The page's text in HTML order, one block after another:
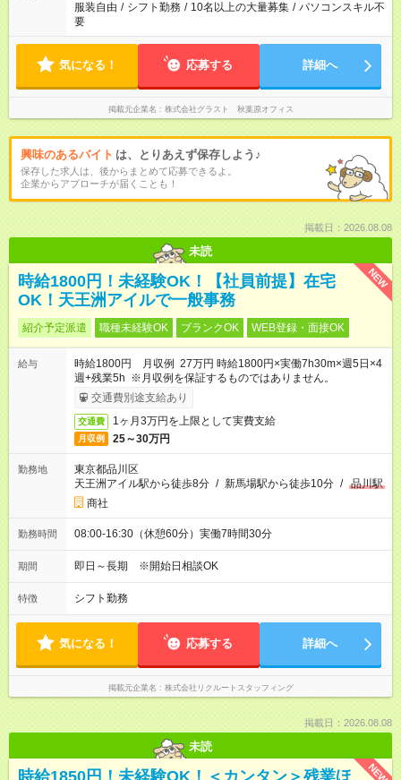
服装自由 / シフト勤務 / 10名以上の大量募集 / パソコンスキル不
要
気になる！ 応募する 詳細へ
掲載元企業名 株式会社グラスト 秋葉原オフィス
興味のあるバイト は、とりあえず保存しよう♪
保存した求人は、後からまとめて応募できるよ。
企業からアプローチが届くことも！
掲載日：2026.08.08
未読
NEW
時給1800円！未経験OK！【社員前提】在宅
OK！天王洲アイルで一般事務
紹介予定派遣 職種未経験OK ブランクOK WEB登録・面接OK
給与
時給1800円 月収例 27万円 時給1800円×実働7h30m×週5日×4
週+残業5h ※月収例を保証するものではありません。
交通費別途支給あり
交通費 1ヶ月3万円を上限として実費支給
月収例 25～30万円
勤務地
東京都品川区
天王洲アイル駅から徒歩8分 / 新馬場駅から徒歩10分 / 品川駅
商社
勤務時間 08:00-16:30（休憩60分）実働7時間30分
期間 即日～長期 ※開始日相談OK
特徴 シフト勤務
気になる！ 応募する 詳細へ
掲載元企業名 株式会社リクルートスタッフィング
掲載日：2026.08.08
未読
NEW
時給1850円！未経験OK！＜カンタン＞残業ほ